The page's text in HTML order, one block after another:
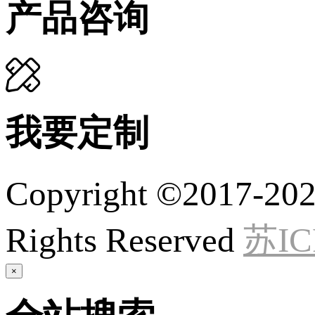
产品咨询
我要定制
Copyright ©2017-
Rights Reserved 苏
×